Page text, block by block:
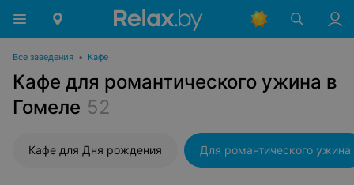
Все заведения • Кафе
Кафе для романтического ужина в
Гомеле 52
Кафе для Дня рождения Для романтического ужина